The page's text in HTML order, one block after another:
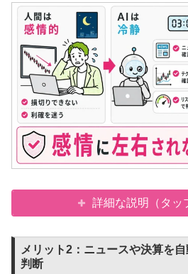
詳細な説明（タッ
メリット2：ニュースや決算を
判断